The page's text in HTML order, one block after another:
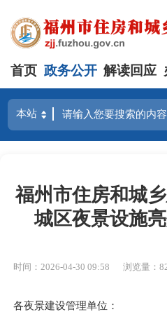
首页 政务公开 解读回应
福州市住房和城
城区夜景设施
时间：2026-04-30 09:58 浏览量：
各夜景建设管理单位：